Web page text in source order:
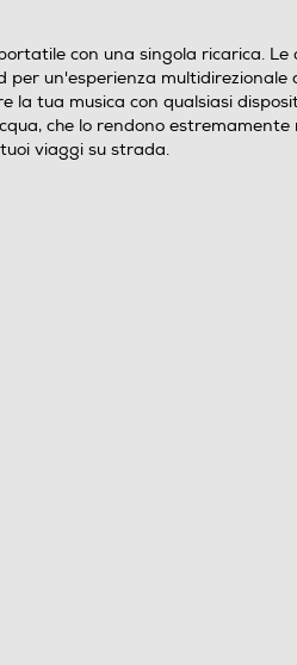
1,41
con una singola ricarica.
un'esperienza multidirezionale
tua musica con qualsiasi
che lo rendono
viaggi su strada.